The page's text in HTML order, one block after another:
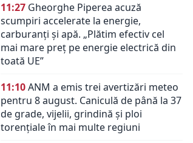
11:27 Gheorghe Piperea acuză
scumpiri accelerate la energie,
carburanți și apă. „Plătim efectiv cel
mai mare preț pe energie electrică din
toată UE”
11:10ANM a emis trei avertizări meteo
pentru 8 august. Caniculă de până la 37
de grade, vijelii, grindină și ploi
torențiale în mai multe regiuni